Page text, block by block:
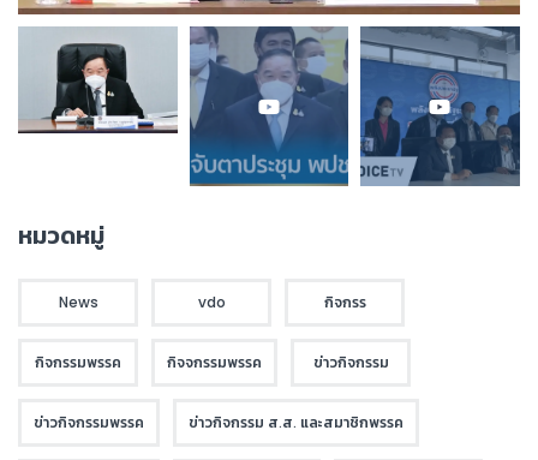
หมวดหมู่
News vdo กิจกรร
กิจกรรมพรรค กิจจกรรมพรรค ข่าวกิจกรรม
ข่าวกิจกรรมพรรค ข่าวกิจกรรม ส.ส. และสมาชิกพรรค